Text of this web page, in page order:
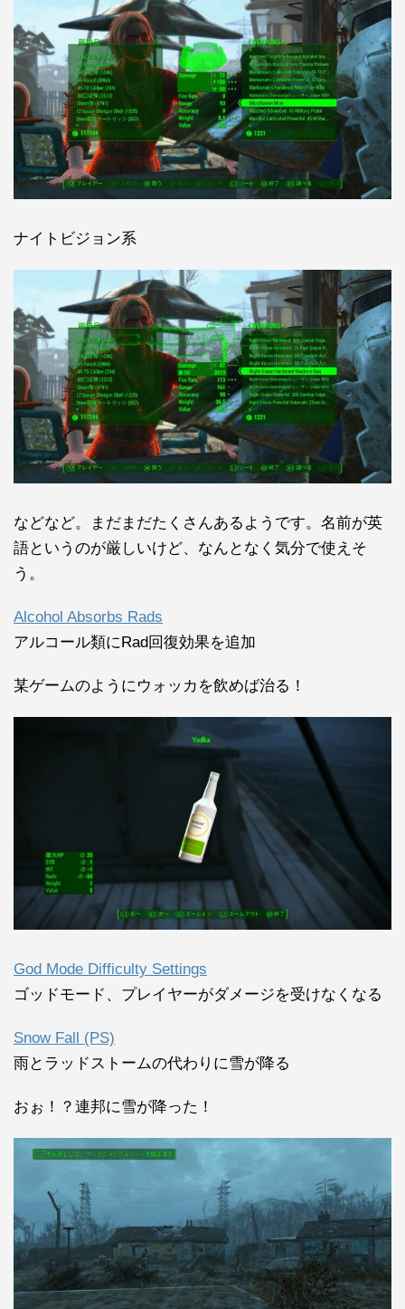
ナイトビジョン系
などなど。まだまだたくさんあるようです。名前が英
語というのが厳しいけど、なんとなく気分で使えそ
う。
Alcohol Absorbs Rads
アルコール類にRad回復効果を追加
某ゲームのようにウォッカを飲めば治る！
God Mode Difficulty Settings
ゴッドモード、プレイヤーがダメージを受けなくなる
Snow Fall (PS)
雨とラッドストームの代わりに雪が降る
おぉ！？連邦に雪が降った！